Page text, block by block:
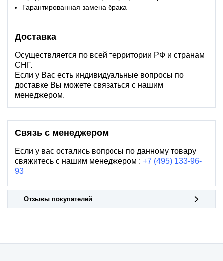
Гарантированная замена брака
Доставка
Осуществляется по всей территории РФ и странам
СНГ.
Если у Вас есть индивидуальные вопросы по
доставке Вы можете связаться с нашим
менеджером.
Связь с менеджером
Если у вас остались вопросы по данному товару
свяжитесь с нашим менеджером : +7 (495) 133-96-
93
Отзывы покупателей